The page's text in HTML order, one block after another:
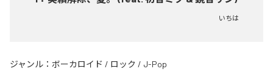
いちは
ジャンル： ボーカロイド / ロック / J-Pop